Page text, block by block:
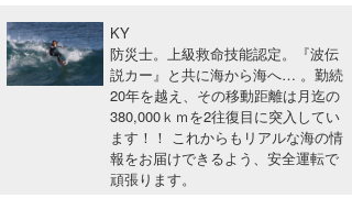
波情報･概況
WAVE HUNTER波予想ツール
サーフィンエリアガイド
KY
防災士。上級救命技能認定。『波伝
説カー』と共に海から海へ… 。勤続
20年を越え、その移動距離は月迄の
380,000ｋｍを2往復目に突入してい
ます！！ これからもリアルな海の情
報をお届けできるよう、安全運転で
頑張ります。
アート＆エンタメ
ショップ情報